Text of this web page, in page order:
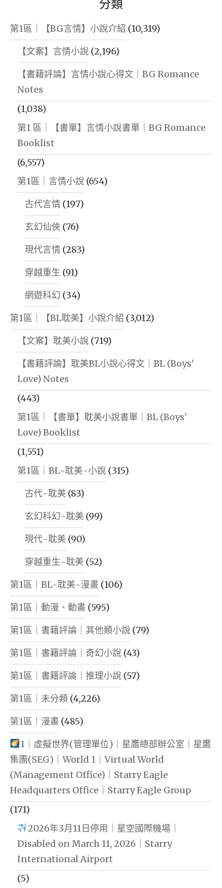
分類
第1區｜【BG言情】小說介紹 (10,319)
【文案】言情小說 (2,196)
【書籍評論】言情小說心得文｜BG Romance
Notes
(1,038)
第1 區｜【書單】言情小說書單｜BG Romance
Booklist
(6,557)
第1區｜言情小說 (654)
古代言情 (197)
玄幻仙俠 (76)
現代言情 (283)
穿越重生 (91)
網遊科幻 (34)
第1區｜【BL耽美】小說介紹 (3,012)
【文案】耽美小說 (719)
【書籍評論】耽美BL小說心得文｜BL (Boys'
Love) Notes
(443)
第1區｜【書單】耽美小說書單｜BL (Boys'
Love) Booklist
(1,551)
第1區｜BL-耽美-小說 (315)
古代-耽美 (83)
玄幻科幻-耽美 (99)
現代-耽美 (90)
穿越重生-耽美 (52)
第1區｜BL-耽美-漫畫 (106)
第1區｜動漫、動畫 (595)
第1區｜書籍評論｜其他類小說 (79)
第1區｜書籍評論｜奇幻小說 (43)
第1區｜書籍評論｜推理小說 (57)
第1區｜未分類 (4,226)
第1區｜漫畫 (485)
1｜虛擬世界(管理單位)｜星鷹總部辦公室｜星鷹
集團(SEG)｜World 1｜Virtual World
(Management Office)｜Starry Eagle
Headquarters Office｜Starry Eagle Group
(171)
2026年3月11日停用｜星空國際機場｜
Disabled on March 11, 2026｜Starry
International Airport
(5)